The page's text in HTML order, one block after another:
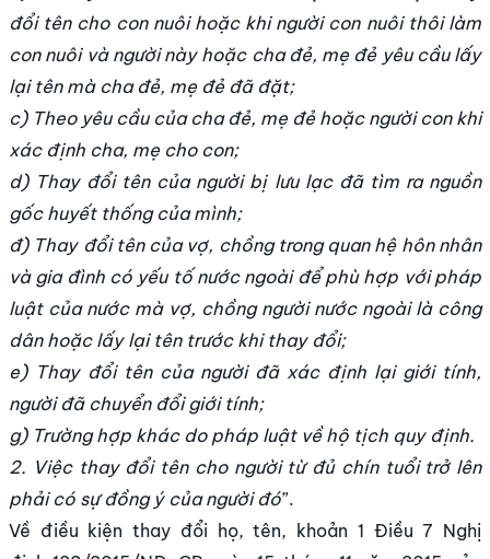
đổi tên cho con nuôi hoặc khi người con nuôi thôi làm
con nuôi và người này hoặc cha đẻ, mẹ đẻ yêu cầu lấy
lại tên mà cha đẻ, mẹ đẻ đã đặt;
c) Theo yêu cầu của cha đẻ, mẹ đẻ hoặc người con khi
xác định cha, mẹ cho con;
d) Thay đổi tên của người bị lưu lạc đã tìm ra nguồn
gốc huyết thống của mình;
đ) Thay đổi tên của vợ, chồng trong quan hệ hôn nhân
và gia đình có yếu tố nước ngoài để phù hợp với pháp
luật của nước mà vợ, chồng người nước ngoài là công
dân hoặc lấy lại tên trước khi thay đổi;
e) Thay đổi tên của người đã xác định lại giới tính,
người đã chuyển đổi giới tính;
g) Trường hợp khác do pháp luật về hộ tịch quy định.
2. Việc thay đổi tên cho người từ đủ chín tuổi trở lên
phải có sự đồng ý của người đó”.
Về điều kiện thay đổi họ, tên, khoản 1 Điều 7 Nghị